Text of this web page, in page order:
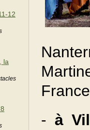
12
la
- à